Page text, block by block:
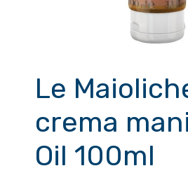
Le
crema
Oil 100ml